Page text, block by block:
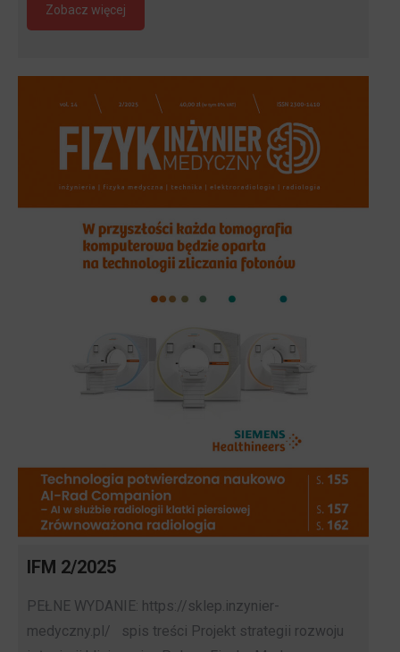
Zobacz więcej
IFM 2/2025
PEŁNE WYDANIE: https://sklep.inzynier-
medyczny.pl/ spis treści Projekt strategii rozwoju